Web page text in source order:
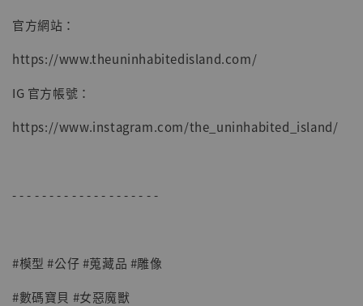
官方網站：
https://www.theuninhabitedisland.com/
IG 官方帳號：
https://www.instagram.com/the_uninhabited_island/
- - - - - - - - - - - - - - - - - - - -
#模型 #公仔 #蒐藏品 #雕像
#數碼寶貝 #女惡魔獸